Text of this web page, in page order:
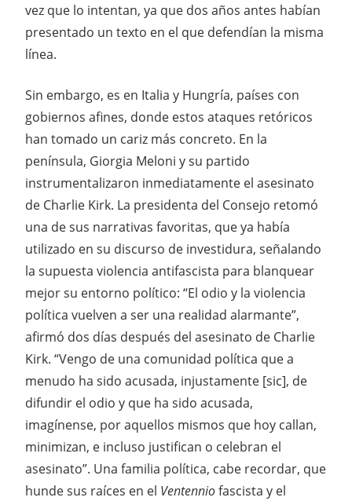
vez que lo intentan, ya que dos años antes habían
presentado un texto en el que defendían la misma
línea.
Sin embargo, es en Italia y Hungría, países con
gobiernos afines, donde estos ataques retóricos
han tomado un cariz más concreto. En la
península, Giorgia Meloni y su partido
instrumentalizaron inmediatamente el asesinato
de Charlie Kirk. La presidenta del Consejo retomó
una de sus narrativas favoritas, que ya había
utilizado en su discurso de investidura, señalando
la supuesta violencia antifascista para blanquear
mejor su entorno político: “El odio y la violencia
política vuelven a ser una realidad alarmante”,
afirmó dos días después del asesinato de Charlie
Kirk. “Vengo de una comunidad política que a
menudo ha sido acusada, injustamente [sic], de
difundir el odio y que ha sido acusada,
imagínense, por aquellos mismos que hoy callan,
minimizan, e incluso justifican o celebran el
asesinato”. Una familia política, cabe recordar, que
hunde sus raíces en el Ventenniofascista y el